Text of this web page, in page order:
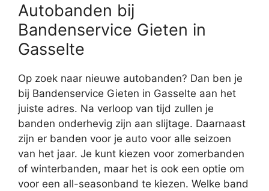
Autobanden bij
Bandenservice Gieten in
Gasselte
Op zoek naar nieuwe autobanden? Dan ben je
bij Bandenservice Gieten in Gasselte aan het
juiste adres. Na verloop van tijd zullen je
banden onderhevig zijn aan slijtage. Daarnaast
zijn er banden voor je auto voor alle seizoen
van het jaar. Je kunt kiezen voor zomerbanden
of winterbanden, maar het is ook een optie om
voor een all-seasonband te kiezen. Welke band